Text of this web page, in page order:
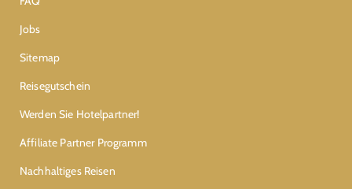
Jobs
Sitemap
Reisegutschein
Werden Sie Hotelpartner!
Affiliate Partner Programm
Nachhaltiges Reisen